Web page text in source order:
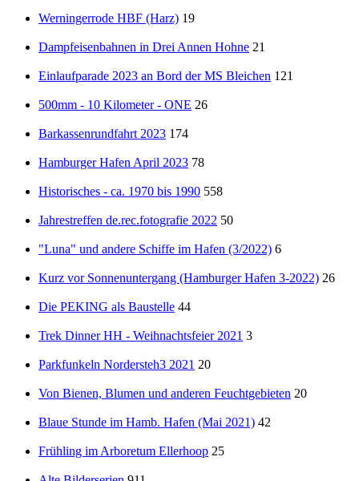
Werningerrode HBF (Harz) 19
Dampfeisenbahnen in Drei Annen Hohne 21
Einlaufparade 2023 an Bord der MS Bleichen 121
500mm - 10 Kilometer - ONE 26
Barkassenrundfahrt 2023 174
Hamburger Hafen April 2023 78
Historisches - ca. 1970 bis 1990 558
Jahrestreffen de.rec.fotografie 2022 50
"Luna" und andere Schiffe im Hafen (3/2022) 6
Kurz vor Sonnenuntergang (Hamburger Hafen 3-2022) 26
Die PEKING als Baustelle 44
Trek Dinner HH - Weihnachtsfeier 2021 3
Parkfunkeln Nordersteh3 2021 20
Von Bienen, Blumen und anderen Feuchtgebieten 20
Blaue Stunde im Hamb. Hafen (Mai 2021) 42
Frühling im Arboretum Ellerhoop 25